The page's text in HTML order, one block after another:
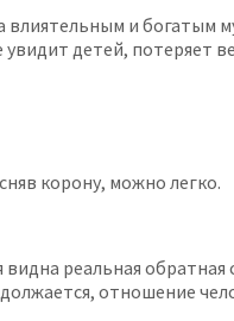
и богатым
детей, потеряет
корону, можно легко.
реальная
отношение